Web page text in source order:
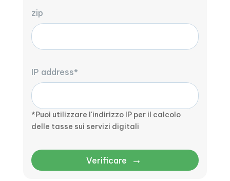
zip
IP address*
*Puoi utilizzare l'indirizzo IP per il calcolo
delle tasse sui servizi digitali
Verificare →